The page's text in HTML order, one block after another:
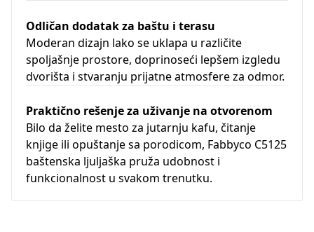
Odličan dodatak za baštu i terasu
Moderan dizajn lako se uklapa u različite
spoljašnje prostore, doprinoseći lepšem izgledu
dvorišta i stvaranju prijatne atmosfere za odmor.
Praktično rešenje za uživanje na otvorenom
Bilo da želite mesto za jutarnju kafu, čitanje
knjige ili opuštanje sa porodicom, Fabbyco C5125
baštenska ljuljaška pruža udobnost i
funkcionalnost u svakom trenutku.